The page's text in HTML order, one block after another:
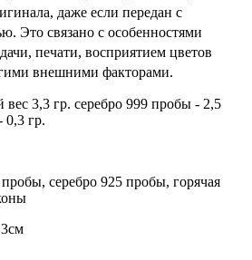
даже если передан с
Это связано с особенностями
печати, восприятием цветов
внешними факторами.
3,3 гр. серебро 999 пробы - 2,5
0,3 гр.
серебро 925 пробы, горячая